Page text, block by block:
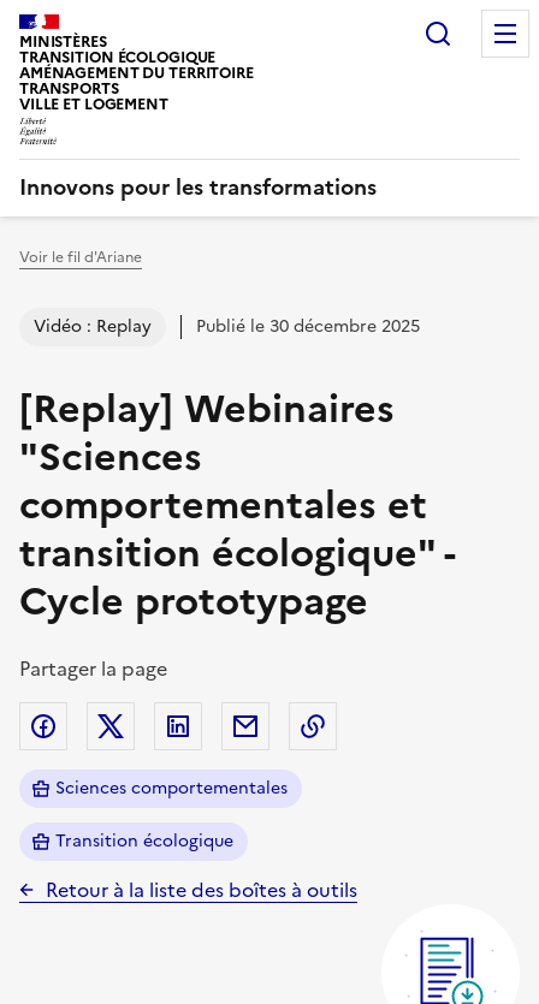
MINISTÈRES
TRANSITION ÉCOLOGIQUE
AMÉNAGEMENT DU TERRITOIRE
TRANSPORTS
VILLE ET LOGEMENT
Innovons pour les transformations
Voir le fil d'Ariane
Vidéo : Replay Publié le 30 décembre 2025
[Replay] Webinaires
"Sciences
comportementales et
transition écologique" -
Cycle prototypage
Partager la page
Partager sur Facebook
Partager sur Twitter (X)
Partager sur Linkedin
Partager par email
Sciences comportementales
Transition écologique
Retour à la liste des boîtes à outils